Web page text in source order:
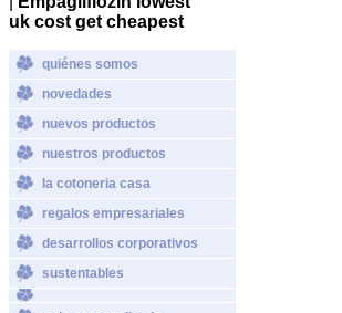
uk cost get cheapest
quiénes somos
novedades
nuevos productos
nuestros productos
la cotoneria casa
regalos empresariales
desarrollos corporativos
sustentables